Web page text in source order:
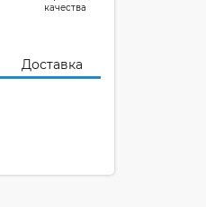
качества
Доставка